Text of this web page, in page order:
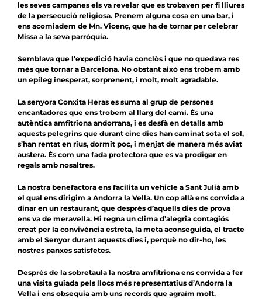
les seves campanes els va revelar que es trobaven per fi lliures
de la persecució religiosa. Prenem alguna cosa en una bar, i
ens acomiadem de Mn. Vicenç, que ha de tornar per celebrar
Missa a la seva parròquia.
Semblava que l’expedició havia conclòs i que no quedava res
més que tornar a Barcelona. No obstant això ens trobem amb
un epíleg inesperat, sorprenent, i molt, molt agradable.
La senyora Conxita Heras es suma al grup de persones
encantadores que ens trobem al llarg del camí. És una
autèntica amfitriona andorrana, i es desfà en detalls amb
aquests pelegrins que durant cinc dies han caminat sota el sol,
s’han rentat en rius, dormit poc, i menjat de manera més aviat
austera. És com una fada protectora que es va prodigar en
regals amb nosaltres.
La nostra benefactora ens facilita un vehicle a Sant Julià amb
el qual ens dirigim a Andorra la Vella. Un cop allà ens convida a
dinar en un restaurant, que després d’aquells dies de prova
ens va de meravella. Hi regna un clima d’alegria contagiós
creat per la convivència estreta, la meta aconseguida, el tracte
amb el Senyor durant aquests dies i, perquè no dir-ho, les
nostres panxes satisfetes.
Després de la sobretaula la nostra amfitriona ens convida a fer
una visita guiada pels llocs més representatius d’Andorra la
Vella i ens obsequia amb uns records que agraïm molt.